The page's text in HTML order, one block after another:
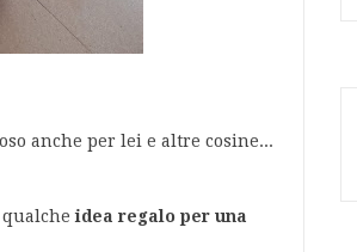
anche per lei e altre cosine...
qualcheidea regalo per una